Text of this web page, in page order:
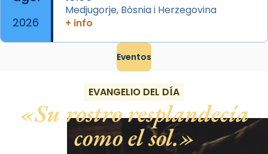
2026
Medjugorje, Bòsnia i Herzegovina
+ info
Eventos
EVANGELIO DEL DÍA
Su rostro resplandecía
como el sol.